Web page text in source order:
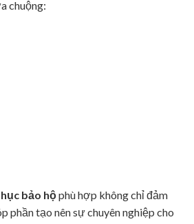
chuộng:
bảo hộphù hợp không chỉ đảm
phần tạo nên sự chuyên nghiệp cho